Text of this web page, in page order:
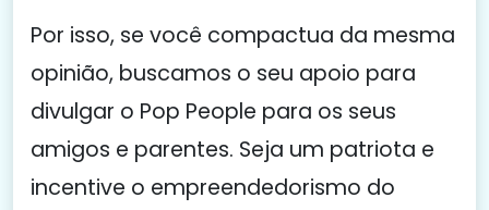
Por isso, se você compactua da mesma
opinião, buscamos o seu apoio para
divulgar o Pop People para os seus
amigos e parentes. Seja um patriota e
incentive o empreendedorismo do